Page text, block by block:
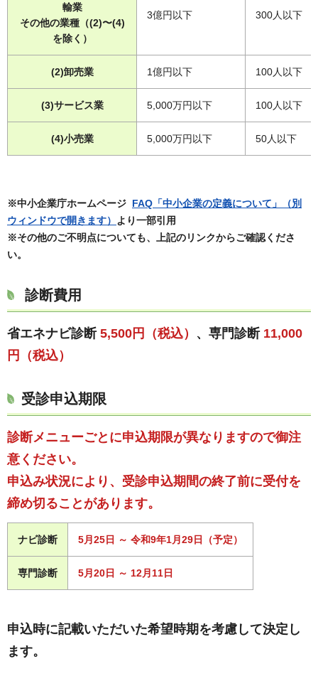
輸業
その他の業種（(2)〜(4)
を除く）
3億円以下 300人以下
(2)卸売業 1億円以下 100人以下
(3)サービス業 5,000万円以下 100人以下
(4)小売業 5,000万円以下 50人以下
※中小企業庁ホームページ FAQ「中小企業の定義について」（別
ウィンドウで開きます）
より一部引用
※その他のご不明点についても、上記のリンクからご確認くださ
い。
診断費用
省エネナビ診断 5,500円（税込） 、専門診断 11,000
円（税込）
受診申込期限
診断メニューごとに申込期限が異なりますので御注
意ください。
申込み状況により、受診申込期間の終了前に受付を
締め切ることがあります。
ナビ診断 5月25日 ～ 令和9年1月29日（予定）
専門診断 5月20日 ～ 12月11日
申込時に記載いただいた希望時期を考慮して決定し
ます。